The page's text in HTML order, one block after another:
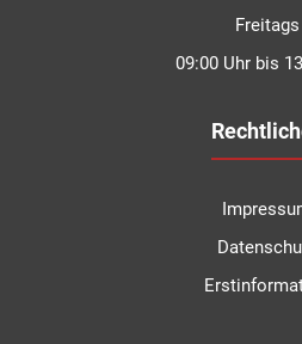
Freitags
09:00 Uhr bis